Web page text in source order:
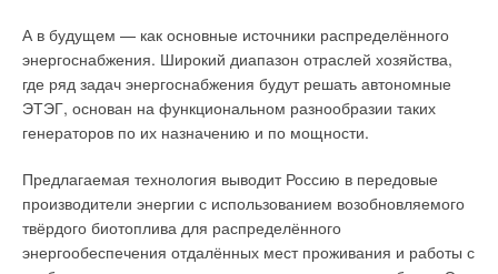
А в будущем — как основные источники распределённого
энергоснабжения. Широкий диапазон отраслей хозяйства,
где ряд задач энергоснабжения будут решать автономные
ЭТЭГ, основан на функциональном разнообразии таких
генераторов по их назначению и по мощности.
Предлагаемая технология выводит Россию в передовые
производители энергии с использованием возобновляемого
твёрдого биотоплива для распределённого
энергообеспечения отдалённых мест проживания и работы с